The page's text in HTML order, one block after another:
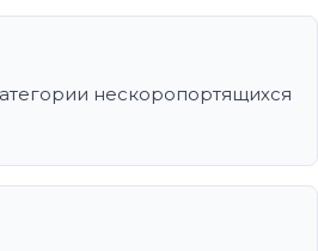
нескоропортящихся